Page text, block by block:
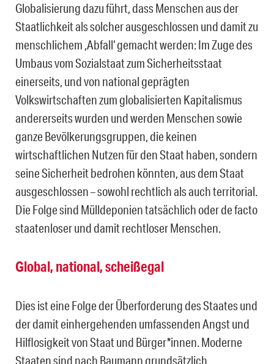
Globalisierung dazu führt, dass Menschen aus der
Staatlichkeit als solcher ausgeschlossen und damit zu
menschlichem ,Abfall‘ gemacht werden: Im Zuge des
Umbaus vom Sozialstaat zum Sicherheitsstaat
einerseits, und von national geprägten
Volkswirtschaften zum globalisierten Kapitalismus
andererseits wurden und werden Menschen sowie
ganze Bevölkerungsgruppen, die keinen
wirtschaftlichen Nutzen für den Staat haben, sondern
seine Sicherheit bedrohen könnten, aus dem Staat
ausgeschlossen – sowohl rechtlich als auch territorial.
Die Folge sind Mülldeponien tatsächlich oder de facto
staatenloser und damit rechtloser Menschen.
Global, national, scheißegal
Dies ist eine Folge der Überforderung des Staates und
der damit einhergehenden umfassenden Angst und
Hilflosigkeit von Staat und Bürger*innen. Moderne
Staaten sind nach Baumann grundsätzlich